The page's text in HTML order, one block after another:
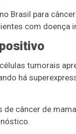
Brasil para
com doença
tumorais
há
câncer de